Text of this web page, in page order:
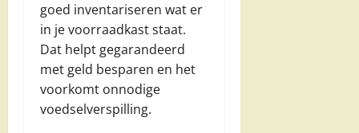
goed inventariseren wat er
in je voorraadkast staat.
Dat helpt gegarandeerd
met geld besparen en het
voorkomt onnodige
voedselverspilling.